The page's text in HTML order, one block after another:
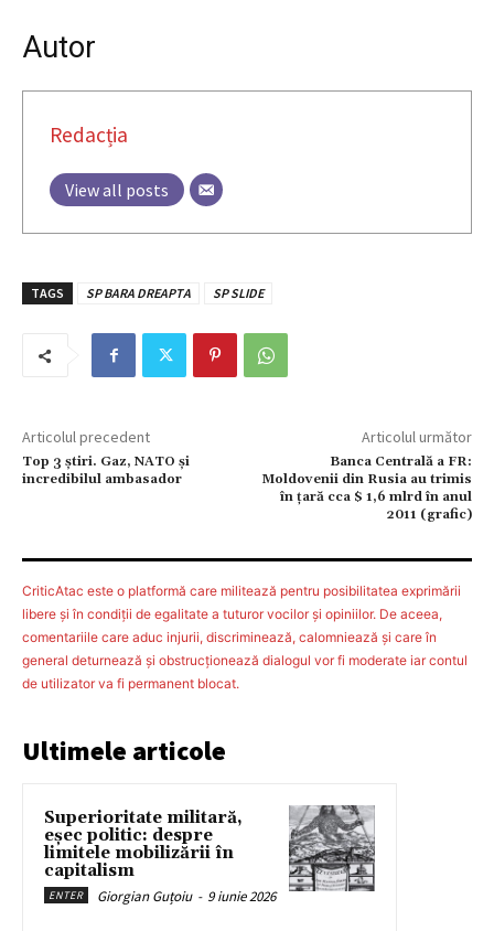
Autor
Redacția
View all posts
TAGS SP BARA DREAPTA SP SLIDE
Articolul precedent
Top 3 ştiri. Gaz, NATO şi
incredibilul ambasador
Articolul următor
Banca Centrală a FR:
Moldovenii din Rusia au trimis
în țară cca $ 1,6 mlrd în anul
2011 (grafic)
CriticAtac este o platformă care militează pentru posibilitatea exprimării
libere şi în condiţii de egalitate a tuturor vocilor şi opiniilor. De aceea,
comentariile care aduc injurii, discriminează, calomniează şi care în
general deturnează şi obstrucţionează dialogul vor fi moderate iar contul
de utilizator va fi permanent blocat.
Ultimele articole
Superioritate militară,
eșec politic: despre
limitele mobilizării în
capitalism
ENTER Giorgian Guțoiu - 9 iunie 2026